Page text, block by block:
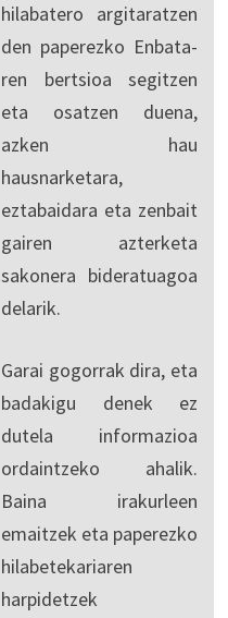
hilabatero argitaratzen
den paperezko Enbata-
ren bertsioa segitzen
eta osatzen duena,
azken hau
hausnarketara,
eztabaidara eta zenbait
gairen azterketa
sakonera bideratuagoa
delarik.
Garai gogorrak dira, eta
badakigu denek ez
dutela informazioa
ordaintzeko ahalik.
Baina irakurleen
emaitzek eta paperezko
hilabetekariaren
harpidetzek